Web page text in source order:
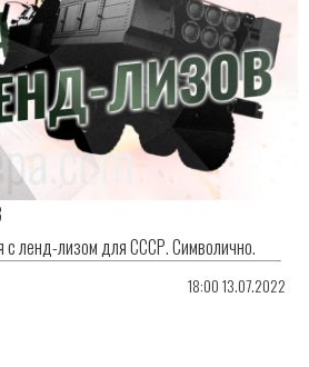
с ленд-лизом для СССР. Символично.
18:00 13.07.2022